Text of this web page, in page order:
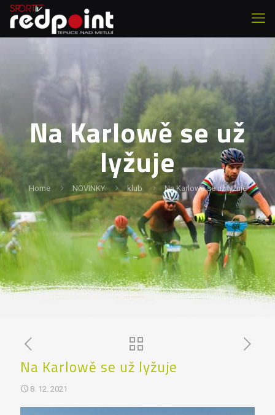
Na Karlowě se už
lyžuje
Home NOVINKY klub Na Karlowě se už lyžuje
Na Karlowě se už lyžuje
8. 12. 2021